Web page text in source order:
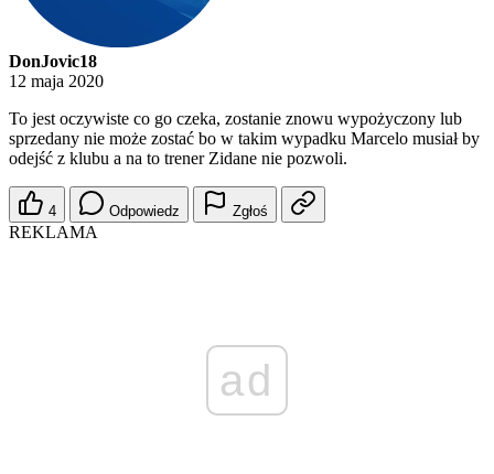
DonJovic18
12 maja 2020
To jest oczywiste co go czeka, zostanie znowu wypożyczony lub
sprzedany nie może zostać bo w takim wypadku Marcelo musiał by
odejść z klubu a na to trener Zidane nie pozwoli.
4 Odpowiedz Zgłoś
REKLAMA
ad